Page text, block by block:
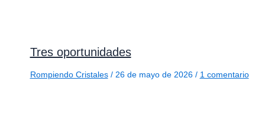
Tres oportunidades
Rompiendo Cristales/ 26 de mayo de 2026 / 1 comentario